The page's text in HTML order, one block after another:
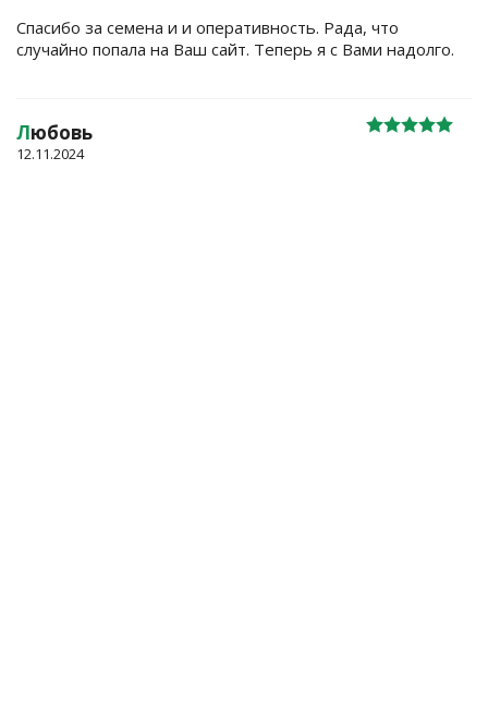
Спасибо за семена и и оперативность. Рада, что
случайно попала на Ваш сайт. Теперь я с Вами надолго.
Любовь
12.11.2024